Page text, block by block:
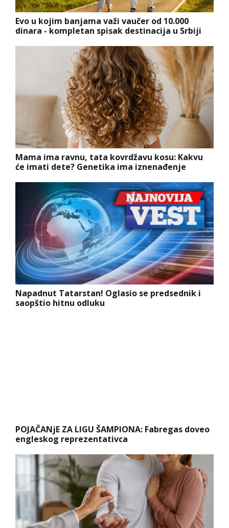
Evo u kojim banjama važi vaučer od 10.000
dinara - kompletan spisak destinacija u Srbiji
Mama ima ravnu, tata kovrdžavu kosu: Kakvu
će imati dete? Genetika ima iznenađenje
Napadnut Tatarstan! Oglasio se predsednik i
saopštio hitnu odluku
POJAČANjE ZA LIGU ŠAMPIONA: Fabregas doveo
engleskog reprezentativca